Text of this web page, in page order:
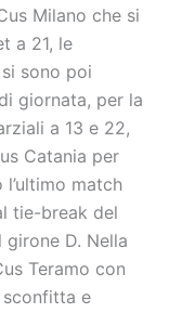
Milano che si
a 21, le
sono poi
giornata, per la
a 13 e 22,
Catania per
match
tie-break del
girone D. Nella
Teramo con
sconfitta e